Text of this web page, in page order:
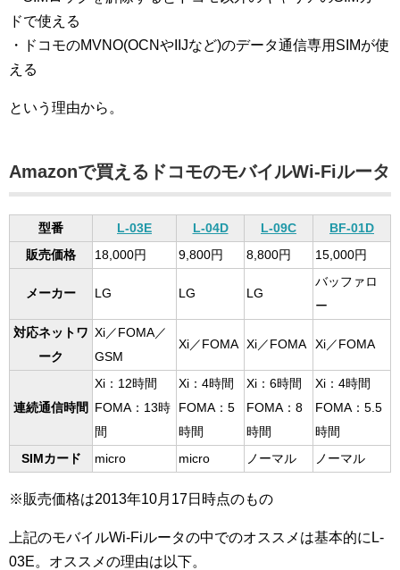
ドで使える
・ドコモのMVNO(OCNやIIJなど)のデータ通信専用SIMが使
える
という理由から。
Amazonで買えるドコモのモバイルWi-Fiルータ
型番 L-03E L-04D L-09C
BF-01D
販売価格
18,000円 9,800円 8,800円 15,000円
メーカー LG LG LG
バッファロ
ー
対応ネットワ
ーク
Xi／FOMA／
GSM
Xi／FOMA Xi／FOMA Xi／FOMA
連続通信時間
Xi：12時間
FOMA：13時
間
Xi：4時間
FOMA：5
時間
Xi：6時間
FOMA：8
時間
Xi：4時間
FOMA：5.5
時間
SIMカード
micro micro ノーマル ノーマル
※販売価格は2013年10月17日時点のもの
上記のモバイルWi-Fiルータの中でのオススメは基本的にL-
03E。オススメの理由は以下。